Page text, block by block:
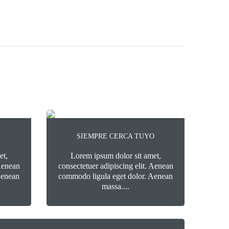
SIEMPRE CERCA TUYO
Lorem ipsum dolor sit amet,
consectetuer adipiscing elit. Aenean
commodo ligula eget dolor. Aenean
massa....